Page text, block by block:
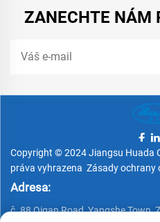
ZANECHTE NÁM
Copyright © 2024 Jiangsu Huada
práva vyhrazena Zásady ochrany
Adresa:
č. 88 Qigan Road, Yangshe Town,